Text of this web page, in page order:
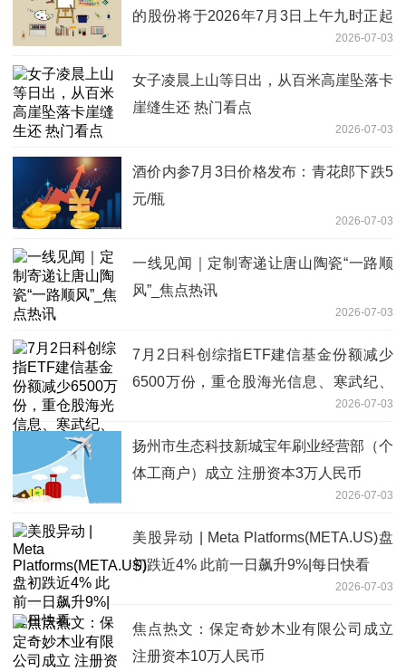
的股份将于2026年7月3日上午九时正起
2026-07-03
女子凌晨上山等日出，从百米高崖坠落卡
崖缝生还 热门看点
2026-07-03
酒价内参7月3日价格发布：青花郎下跌5
元/瓶
2026-07-03
一线见闻｜定制寄递让唐山陶瓷“一路顺
风”_焦点热讯
2026-07-03
7月2日科创综指ETF建信基金份额减少
6500万份，重仓股海光信息、寒武纪、
2026-07-03
扬州市生态科技新城宝年刷业经营部（个
体工商户）成立 注册资本3万人民币
2026-07-03
美股异动 | Meta Platforms(META.US)盘
初跌近4% 此前一日飙升9%|每日快看
2026-07-03
焦点热文：保定奇妙木业有限公司成立
注册资本10万人民币